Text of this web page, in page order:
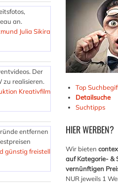
Top
Detailsuche
Suchtipps
HIERWERBEN?
Wir bieten
auf Kategorie- &
vernünftigen
NUR jeweils 1
an.
Julia Sikira
Der
zu realisieren.
Kreativfilm
entfernen
günstig freistell